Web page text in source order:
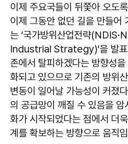
이제 주요국들이 뒤쫓아 오도
이제 그동안 없던 길을 만들어
는 ‘국가방위산업전략
Industrial Strategy)’을 발표
존에서 탈피하겠다는 방향성
화되고 있으므로 기존의 방위
변동이 일어날 가능성이 커졌
의 공급망이 깨질 수 있음을
화가 시작되었다는 점에서 더
계를 확보하는 방향으로 움직